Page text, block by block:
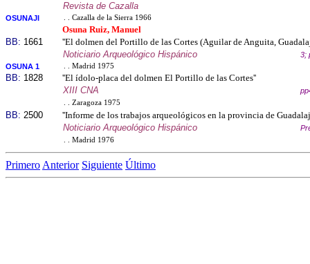
Revista de Cazalla
OSUNAJI . . Cazalla de la Sierra 1966
Osuna Ruiz, Manuel
BB: 1661
''El dolmen del Portillo de las Cortes (Aguilar de Anguita,
Noticiario Arqueológico Hispánico
3;
OSUNA 1
. . Madrid 1975
BB: 1828
''El ídolo-placa del dolmen El Portillo de las Cortes''
XIII CNA
. . Zaragoza 1975
BB: 2500
''Informe de los trabajos arqueológicos en la provincia de
Noticiario Arqueológico Hispánico
. . Madrid 1976
Primero Anterior Siguiente Último